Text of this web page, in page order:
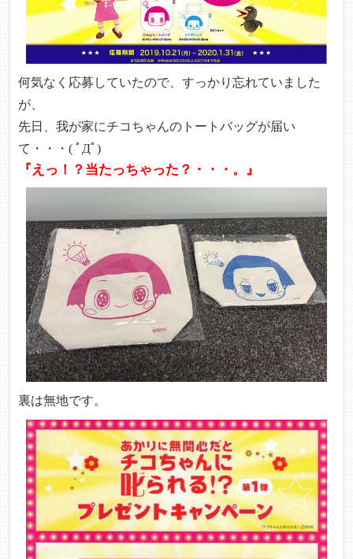
何気なく応募していたので、すっかり忘れていました
が、
先日、我が家にチコちゃんのトートバッグが届い
て・・・( ﾟДﾟ)
『えっ！？当たっちゃった？・・・。』
裏は無地です。